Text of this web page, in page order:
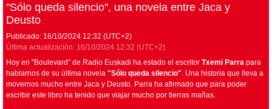
''Sólo queda silencio'', una novela entre Jaca y
Deusto
Publicado: 16/10/2024 12:32 (UTC+2)
Última actualización: 16/10/2024 12:32 (UTC+2)
Hoy en "Boulevard" de Radio Euskadi ha estado el escritor Txemi Parra para
hablarnos de su última novela "Sólo queda silencio". Una historia que lleva a
movernos mucho entre Jaca y Deusto. Parra ha afirmado que para poder
escribir este libro ha tenido que viajar mucho por tierras mañas.